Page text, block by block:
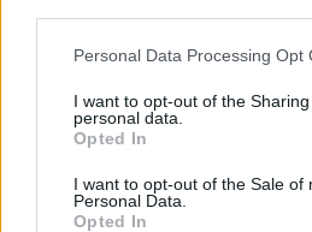
Please note that this website/app
not limited to your visit or usage
grant or deny consent to Google
use your data for below specified
consent section.
Personal Data Processing Opt
I want to opt-out of the
personal data.
Opted In
I want to opt-out of the Sale of
Personal Data.
Opted In
31/АВГ/25 12:10
Вчера вечером прошли 12
Евробаскета-2025.